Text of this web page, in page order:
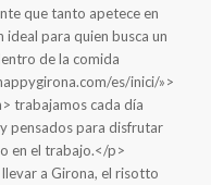
que tanto apetece en
ideal para quien busca un
de la comida
es/inici/»>
trabajamos cada día
pensados ​​para disfrutar
en el trabajo.</p>
llevar a Girona, el risotto